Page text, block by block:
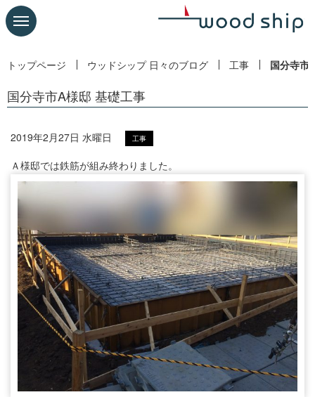
トップページ ウッドシップ 日々のブログ 工事 国分寺市
国分寺市A様邸 基礎工事
2019年2月27日 水曜日 工事
Ａ様邸では鉄筋が組み終わりました。